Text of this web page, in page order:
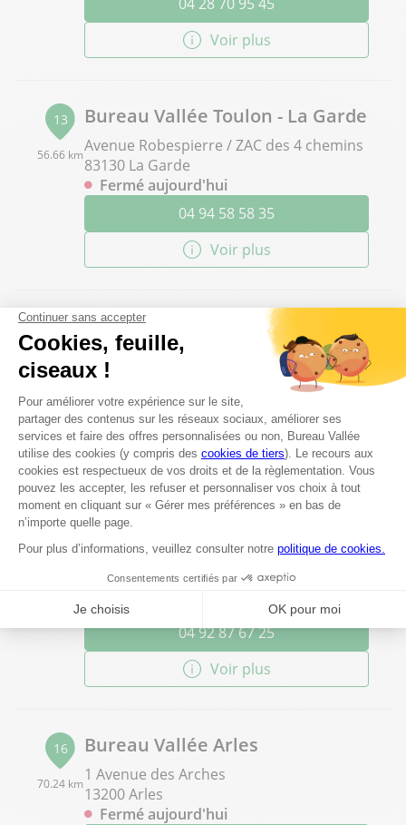
Voir plus
13
56.66 km
Bureau Vallée Toulon - La Garde
Avenue Robespierre / ZAC des 4 chemins
83130 La Garde
Fermé aujourd'hui
04 94 58 58 35
Voir plus
14
61.28 km
Bureau Vallée Cavaillon
135 cours Bournissac
84300 Cavaillon
Fermé aujourd'hui
04 90 72 92 14
Voir plus
Bureau Vallée Manosque
04100 Manosque
Fermé aujourd'hui
04 92 87 67 25
Voir plus
16
70.24 km
Bureau Vallée Arles
1 Avenue des Arches
13200 Arles
Fermé aujourd'hui